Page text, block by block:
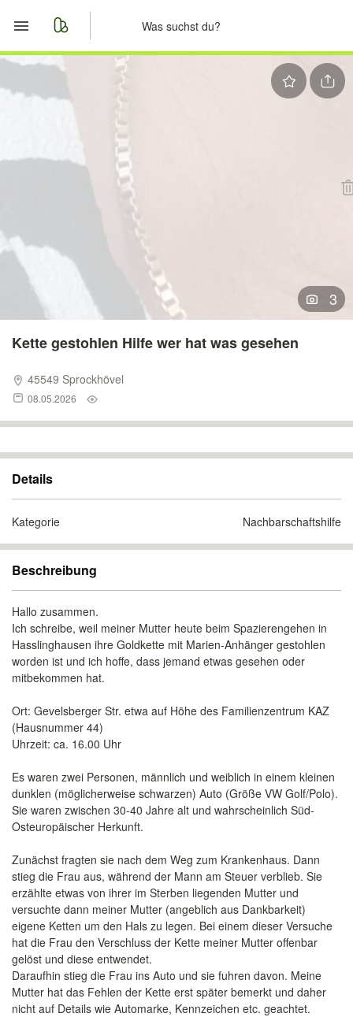
Start
Nachrichten
Anzeige aufgeben
3
Kette gestohlen Hilfe wer hat was gesehen
45549 Sprockhövel
08.05.2026
Details
Kategorie Nachbarschaftshilfe
Beschreibung
Hallo zusammen.
Ich schreibe, weil meiner Mutter heute beim Spazierengehen in
Hasslinghausen ihre Goldkette mit Marien-Anhänger gestohlen
worden ist und ich hoffe, dass jemand etwas gesehen oder
mitbekommen hat.
Ort: Gevelsberger Str. etwa auf Höhe des Familienzentrum KAZ
(Hausnummer 44)
Uhrzeit: ca. 16.00 Uhr
Es waren zwei Personen, männlich und weiblich in einem kleinen
dunklen (möglicherweise schwarzen) Auto (Größe VW Golf/Polo).
Sie waren zwischen 30-40 Jahre alt und wahrscheinlich Süd-
Osteuropäischer Herkunft.
Zunächst fragten sie nach dem Weg zum Krankenhaus. Dann
stieg die Frau aus, während der Mann am Steuer verblieb. Sie
erzählte etwas von ihrer im Sterben liegenden Mutter und
versuchte dann meiner Mutter (angeblich aus Dankbarkeit)
eigene Ketten um den Hals zu legen. Bei einem dieser Versuche
hat die Frau den Verschluss der Kette meiner Mutter offenbar
gelöst und diese entwendet.
Daraufhin stieg die Frau ins Auto und sie fuhren davon. Meine
Mutter hat das Fehlen der Kette erst später bemerkt und daher
nicht auf Details wie Automarke, Kennzeichen etc. geachtet.